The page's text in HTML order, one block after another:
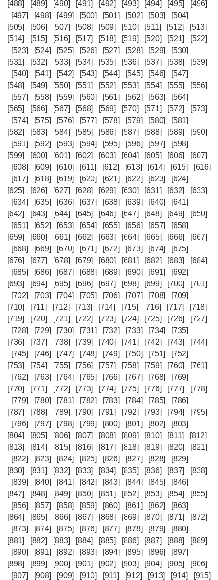
[488]
[489] [490] [491] [492] [493] [494] [495]
[496]
[497]
[498] [499] [500] [501] [502] [503]
[504]
[505]
[506] [507] [508] [509] [510] [511] [512]
[513]
[514]
[515] [516] [517] [518] [519] [520] [521]
[522]
[523]
[524] [525] [526] [527] [528] [529]
[530]
[531]
[532] [533] [534] [535] [536] [537] [538]
[539]
[540]
[541] [542] [543] [544] [545] [546]
[547]
[548]
[549] [550] [551] [552] [553] [554] [555]
[556]
[557]
[558] [559] [560] [561] [562] [563]
[564]
[565]
[566] [567] [568] [569] [570] [571] [572]
[573]
[574]
[575] [576] [577] [578] [579] [580]
[581]
[582]
[583] [584] [585] [586] [587] [588] [589]
[590]
[591]
[592] [593] [594] [595] [596] [597]
[598]
[599]
[600] [601] [602] [603] [604] [605] [606]
[607]
[608]
[609] [610] [611] [612] [613] [614] [615]
[616]
[617]
[618] [619] [620] [621] [622] [623]
[624]
[625]
[626] [627] [628] [629] [630] [631] [632]
[633]
[634]
[635] [636] [637] [638] [639] [640]
[641]
[642]
[643] [644] [645] [646] [647] [648] [649]
[650]
[651]
[652] [653] [654] [655] [656] [657]
[658]
[659]
[660] [661] [662] [663] [664] [665] [666]
[667]
[668]
[669] [670] [671] [672] [673] [674]
[675]
[676]
[677] [678] [679] [680] [681] [682] [683]
[684]
[685]
[686] [687] [688] [689] [690] [691]
[692]
[693]
[694] [695] [696] [697] [698] [699] [700]
[701]
[702]
[703] [704] [705] [706] [707] [708]
[709]
[710]
[711] [712] [713] [714] [715] [716] [717]
[718]
[719]
[720] [721] [722] [723] [724] [725] [726]
[727]
[728]
[729] [730] [731] [732] [733] [734]
[735]
[736]
[737] [738] [739] [740] [741] [742] [743]
[744]
[745]
[746] [747] [748] [749] [750] [751]
[752]
[753]
[754] [755] [756] [757] [758] [759] [760]
[761]
[762]
[763] [764] [765] [766] [767] [768]
[769]
[770]
[771] [772] [773] [774] [775] [776] [777]
[778]
[779]
[780] [781] [782] [783] [784] [785]
[786]
[787]
[788] [789] [790] [791] [792] [793] [794]
[795]
[796]
[797] [798] [799] [800] [801] [802]
[803]
[804]
[805] [806] [807] [808] [809] [810] [811]
[812]
[813]
[814] [815] [816] [817] [818] [819] [820]
[821]
[822]
[823] [824] [825] [826] [827] [828]
[829]
[830]
[831] [832] [833] [834] [835] [836] [837]
[838]
[839]
[840] [841] [842] [843] [844] [845]
[846]
[847]
[848] [849] [850] [851] [852] [853] [854]
[855]
[856]
[857] [858] [859] [860] [861] [862]
[863]
[864]
[865] [866] [867] [868] [869] [870] [871]
[872]
[873]
[874] [875] [876] [877] [878] [879]
[880]
[881]
[882] [883] [884] [885] [886] [887] [888]
[889]
[890]
[891] [892] [893] [894] [895] [896]
[897]
[898]
[899] [900] [901] [902] [903] [904] [905]
[906]
[907]
[908] [909] [910] [911] [912] [913] [914] [915]